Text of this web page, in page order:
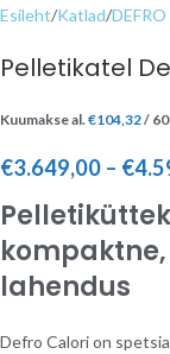
Esileht/Katlad/DEFRO
Pelletikatel
Kuumakse al. €104,32/
€3.649,00 – €
lahendus
Defro Calori on